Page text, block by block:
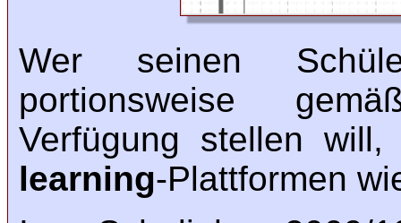
Wer seinen
portionsweise
Verfügung stellen
learning-Plattformen